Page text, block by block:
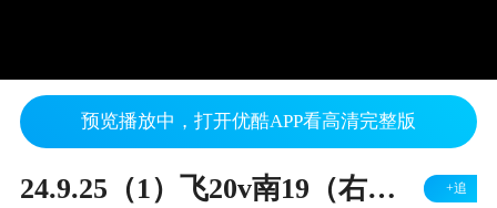
预览播放中，打开优酷APP看高清完整版
24.9.25（1）飞20v南19（右胜） +追